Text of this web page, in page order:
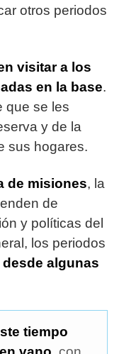
otros periodos
visitar a los
en la base.
que se les
y de la
sus hogares.
de misiones, la
de
y políticas del
los periodos
algunas
tiempo